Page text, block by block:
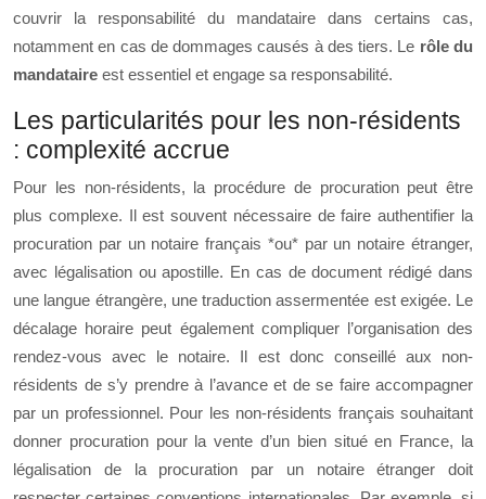
couvrir la responsabilité du mandataire dans certains cas,
notamment en cas de dommages causés à des tiers. Le rôle du
mandataire est essentiel et engage sa responsabilité.
Les particularités pour les non-résidents
: complexité accrue
Pour les non-résidents, la procédure de procuration peut être
plus complexe. Il est souvent nécessaire de faire authentifier la
procuration par un notaire français *ou* par un notaire étranger,
avec légalisation ou apostille. En cas de document rédigé dans
une langue étrangère, une traduction assermentée est exigée. Le
décalage horaire peut également compliquer l’organisation des
rendez-vous avec le notaire. Il est donc conseillé aux non-
résidents de s’y prendre à l’avance et de se faire accompagner
par un professionnel. Pour les non-résidents français souhaitant
donner procuration pour la vente d’un bien situé en France, la
légalisation de la procuration par un notaire étranger doit